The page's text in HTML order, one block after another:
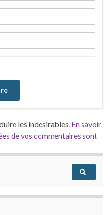
les indésirables. En savoir
de vos commentaires sont